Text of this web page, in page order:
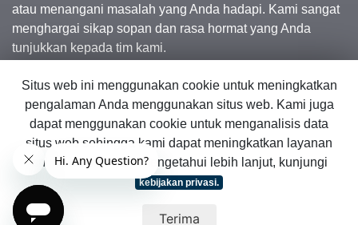
atau menangani masalah yang Anda hadapi. Kami sangat
menghargai sikap sopan dan rasa hormat yang Anda
tunjukkan kepada tim kami.
Kontak Kami
© 2026 Australia Awards in Indonesia.
Hak Cipta Dilindungi Undang-Undang|Peta Situs Web
Situs web ini menggunakan cookie untuk meningkatkan
pengalaman Anda menggunakan situs web. Kami juga
dapat menggunakan cookie untuk menganalisis data
situs web sehingga kami dapat meningkatkan layanan
online kami. Untuk mengetahui lebih lanjut, kunjungi
kebijakan privasi.
Terima